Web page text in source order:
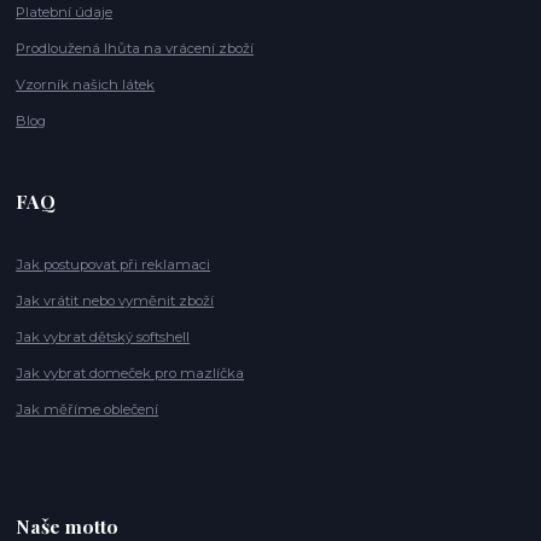
Platební údaje
Prodloužená lhůta na vrácení zboží
Vzorník našich látek
Blog
FAQ
Jak postupovat při reklamaci
Jak vrátit nebo vyměnit zboží
Jak vybrat dětský softshell
Jak vybrat domeček pro mazlíčka
Jak měříme oblečení
Naše motto